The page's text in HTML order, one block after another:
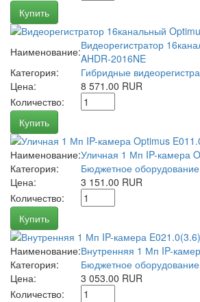
Купить
Наименование:Видеорегистратор
AHDR-2016NE
Категория:
Гибридные
Цена:
8 571.00 RUR
Количество:
Купить
Наименование:Уличная 1 Мп IP-камера
Категория:
Бюджетное
Цена:
3 151.00 RUR
Количество:
Купить
Наименование:Внутренняя 1 Мп IP-
Категория:
Бюджетное
Цена:
3 053.00 RUR
Количество: